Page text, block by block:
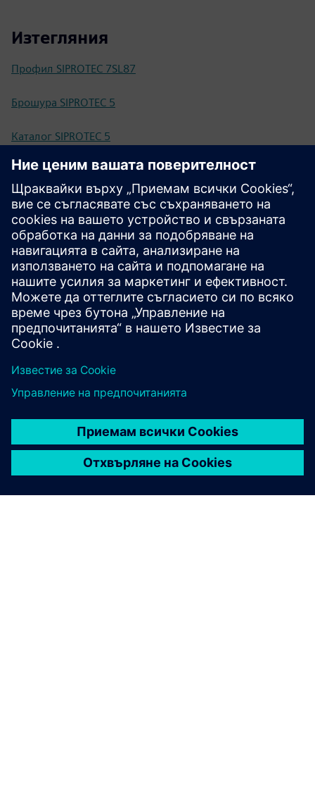
Изтегляния
Профил SIPROTEC 7SL87
Брошура SIPROTEC 5
Каталог SIPROTEC 5
Спецификация на търга
Конфигурация
Конфигуратор SIPROTEC 5
SiePortal - Онлайн магазин
SIPROTEC 7SL87 на SiePortal
Техническа документация, фърмуер, примери Software
софтуерни приложения и често задавани въпроси